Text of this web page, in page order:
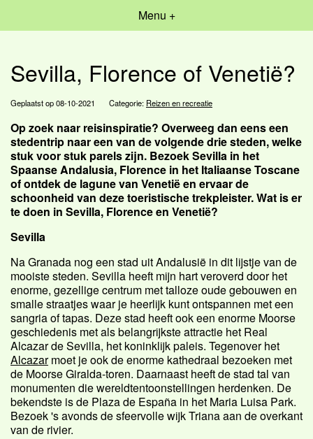
Menu +
Sevilla, Florence of Venetië?
Geplaatst op 08-10-2021 Categorie: Reizen en recreatie
Op zoek naar reisinspiratie? Overweeg dan eens een
stedentrip naar een van de volgende drie steden, welke
stuk voor stuk parels zijn. Bezoek Sevilla in het
Spaanse Andalusia, Florence in het Italiaanse Toscane
of ontdek de lagune van Venetië en ervaar de
schoonheid van deze toeristische trekpleister. Wat is er
te doen in Sevilla, Florence en Venetië?
Sevilla
Na Granada nog een stad uit Andalusië in dit lijstje van de
mooiste steden. Sevilla heeft mijn hart veroverd door het
enorme, gezellige centrum met talloze oude gebouwen en
smalle straatjes waar je heerlijk kunt ontspannen met een
sangria of tapas. Deze stad heeft ook een enorme Moorse
geschiedenis met als belangrijkste attractie het Real
Alcazar de Sevilla, het koninklijk paleis. Tegenover het
Alcazarmoet je ook de enorme kathedraal bezoeken met
de Moorse Giralda-toren. Daarnaast heeft de stad tal van
monumenten die wereldtentoonstellingen herdenken. De
bekendste is de Plaza de España in het Maria Luisa Park.
Bezoek 's avonds de sfeervolle wijk Triana aan de overkant
van de rivier.